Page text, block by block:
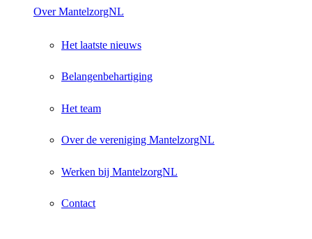
Over MantelzorgNL
Het laatste nieuws
Belangenbehartiging
Het team
Over de vereniging MantelzorgNL
Werken bij MantelzorgNL
Contact